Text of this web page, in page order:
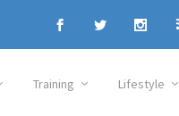
Training Lifestyle